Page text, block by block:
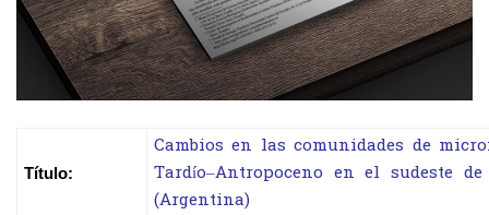
Título:
Cambios en las comunidades de
Tardío–Antropoceno en el sudeste
(Argentina)